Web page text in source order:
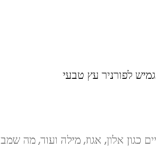
כגון אלון, אגוז, מילה ועוד, מה